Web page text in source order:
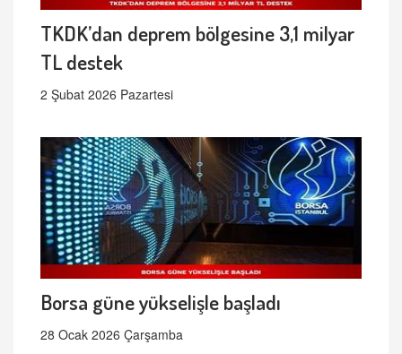
TKDK’dan deprem bölgesine 3,1 milyar
TL destek
2 Şubat 2026 Pazartesi
Borsa güne yükselişle başladı
28 Ocak 2026 Çarşamba